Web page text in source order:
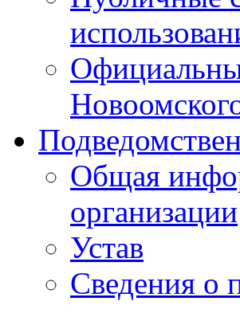
Общая
организации
Устав
Сведения о